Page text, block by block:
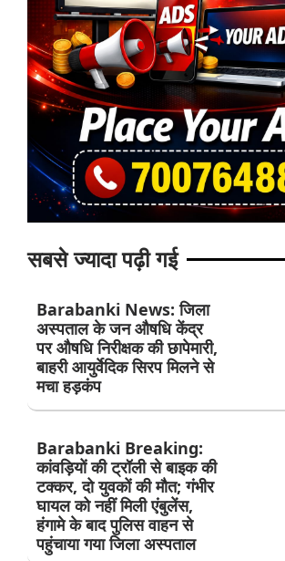
सबसे ज्यादा पढ़ी गई
Barabanki News: जिला
अस्पताल के जन औषधि केंद्र
पर औषधि निरीक्षक की छापेमारी,
बाहरी आयुर्वेदिक सिरप मिलने से
मचा हड़कंप
Barabanki Breaking:
कांवड़ियों की ट्रॉली से बाइक की
टक्कर, दो युवकों की मौत; गंभीर
घायल को नहीं मिली एंबुलेंस,
हंगामे के बाद पुलिस वाहन से
पहुंचाया गया जिला अस्पताल